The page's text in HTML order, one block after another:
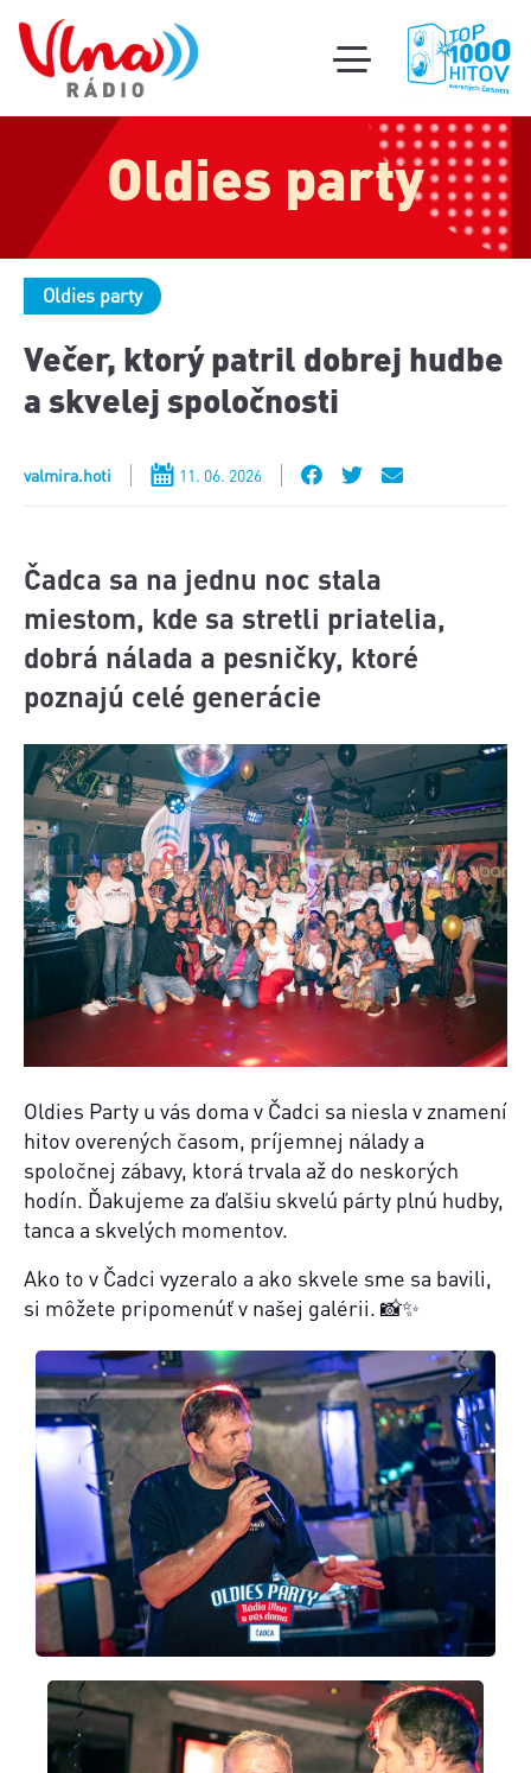
toggle
mobile
menu
Oldies party
Oldies party
Večer, ktorý patril dobrej hudbe
a skvelej spoločnosti
valmira.hoti 11. 06. 2026
Čadca sa na jednu noc stala
miestom, kde sa stretli priatelia,
dobrá nálada a pesničky, ktoré
poznajú celé generácie
Oldies Party u vás doma v Čadci sa niesla v znamení
hitov overených časom, príjemnej nálady a
spoločnej zábavy, ktorá trvala až do neskorých
hodín. Ďakujeme za ďalšiu skvelú párty plnú hudby,
tanca a skvelých momentov.
Ako to v Čadci vyzeralo a ako skvele sme sa bavili,
si môžete pripomenúť v našej galérii. 📸✨